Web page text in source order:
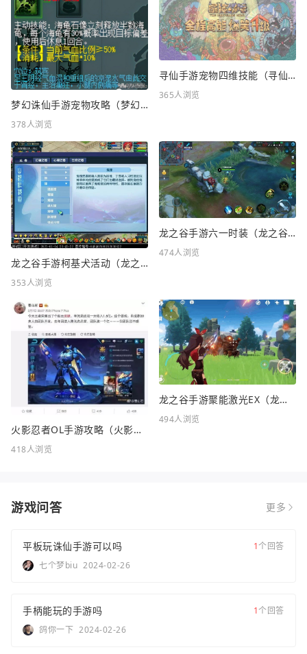
梦幻诛仙手游宠物攻略（梦幻诛仙手游宠物攻略最新）
378人浏览
寻仙手游宠物四维技能（寻仙手游宠物四维技能怎么升级）
365人浏览
龙之谷手游柯基犬活动（龙之谷KFC联动）
353人浏览
龙之谷手游六一时装（龙之谷手游六一时装怎么样）
474人浏览
火影忍者OL手游攻略（火影忍者OL手游攻略站）
418人浏览
龙之谷手游聚能激光EX（龙之谷FC）
494人浏览
游戏问答 更多
平板玩诛仙手游可以吗 1个回答
七个梦biu 2024-02-26
手柄能玩的手游吗 1个回答
鸽你一下 2024-02-26